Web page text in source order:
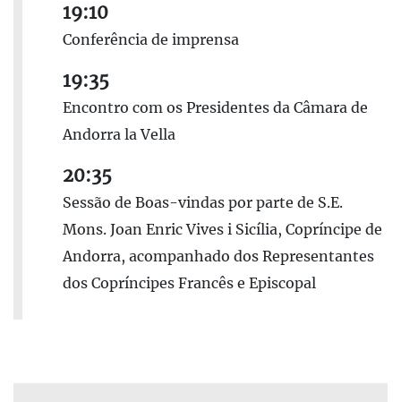
19:10
Conferência de imprensa
19:35
Encontro com os Presidentes da Câmara de
Andorra la Vella
20:35
Sessão de Boas-vindas por parte de S.E.
Mons. Joan Enric Vives i Sicília, Copríncipe de
Andorra, acompanhado dos Representantes
dos Copríncipes Francês e Episcopal